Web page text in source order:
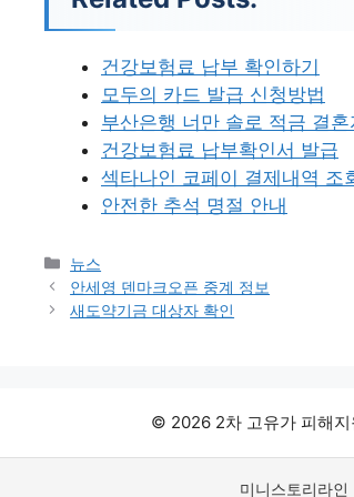
건강보험료 납부 확인하기
모두의 카드 발급 신청방법
부산은행 너만 솔로 적금 결혼
건강보험료 납부확인서 발급
섹타나인 코페이 결제내역 조
안전한 추석 명절 안내
카
테
고
뉴스
안세영 덴마크오픈 중계 정보
새도약기금 대상자 확인
© 2026 2차 고유가 피해지
미니스토리라인